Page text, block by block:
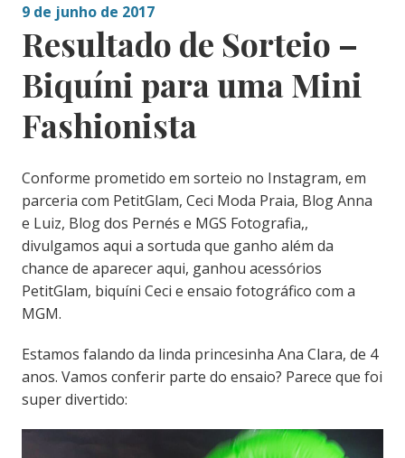
9 de junho de 2017
Resultado de Sorteio –
Biquíni para uma Mini
Fashionista
Conforme prometido em sorteio no Instagram, em
parceria com PetitGlam, Ceci Moda Praia, Blog Anna
e Luiz, Blog dos Pernés e MGS Fotografia,,
divulgamos aqui a sortuda que ganho além da
chance de aparecer aqui, ganhou acessórios
PetitGlam, biquíni Ceci e ensaio fotográfico com a
MGM.
Estamos falando da linda princesinha Ana Clara, de 4
anos. Vamos conferir parte do ensaio? Parece que foi
super divertido: